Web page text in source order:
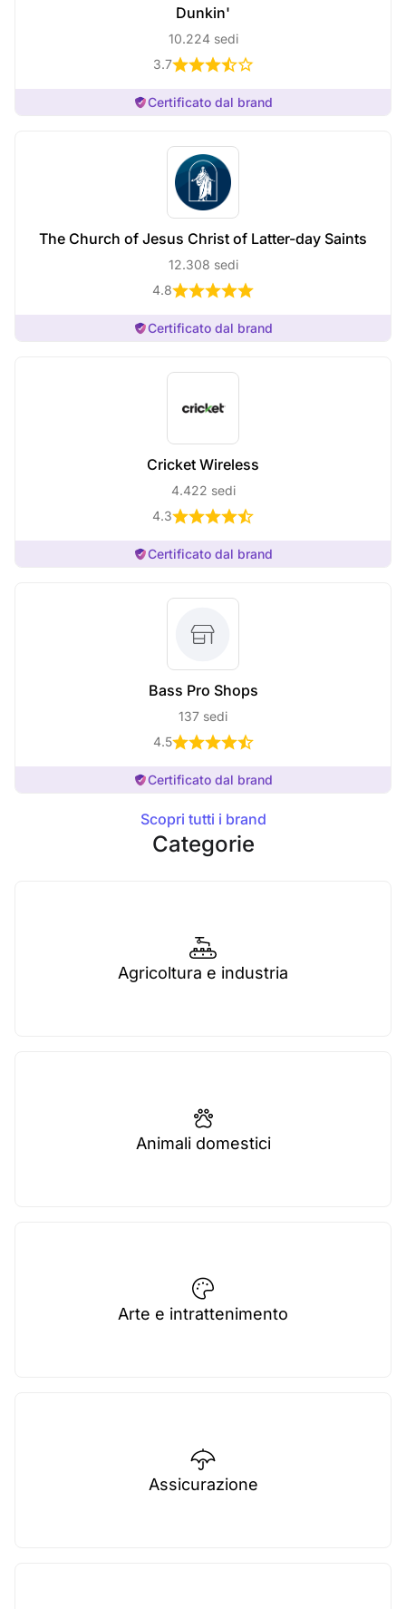
Dunkin'
10.224 sedi
3.7
Certificato dal brand
The Church of Jesus Christ of Latter-day Saints
12.308 sedi
4.8
Certificato dal brand
Cricket Wireless
4.422 sedi
4.3
Certificato dal brand
Bass Pro Shops
137 sedi
4.5
Certificato dal brand
Scopri tutti i brand
Categorie
Agricoltura e industria
Animali domestici
Arte e intrattenimento
Assicurazione